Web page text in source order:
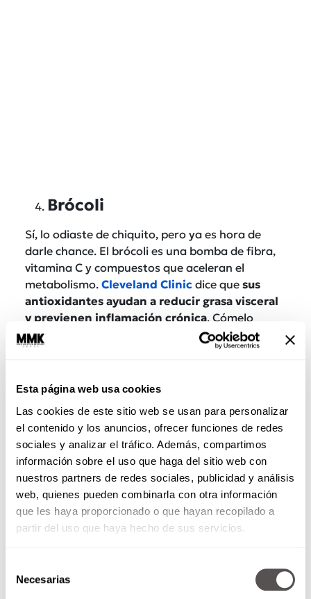
Esta página web usa cookies
Las cookies de este sitio web se usan para personalizar
el contenido y los anuncios, ofrecer funciones de redes
sociales y analizar el tráfico. Además, compartimos
información sobre el uso que haga del sitio web con
nuestros partners de redes sociales, publicidad y análisis
web, quienes pueden combinarla con otra información
que les haya proporcionado o que hayan recopilado a
partir del uso que haya hecho de sus servicios.
Necesarias
Brócoli
Sí, lo odiaste de chiquito, pero ya es hora de
darle chance. El brócoli es una bomba de fibra,
vitamina C y compuestos que aceleran el
metabolismo. Cleveland Clinic dice que sus
antioxidantes ayudan a reducir grasa visceral
y previenen inflamación crónica. Cómelo
cocido al vapor con tantito limón y chile piquín:
una cosa divina.
Alcachofa
Es carísima en el restaurante, pero vale cada
centavo. Tiene inulina, una fibra quedisminuye
el apetito y mejora la flora intestinal. Un
estudio de la Universidad de Illinoisrespalda
sus beneficios en la reducción de colesterol y
para prevenir el cáncer pancreático.